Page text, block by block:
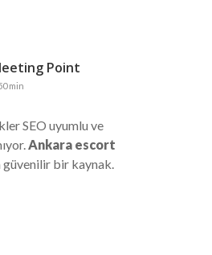
Point
min
SEO uyumlu ve
Ankara escort
güvenilir bir kaynak.